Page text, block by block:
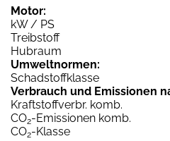
Motor:
kW / PS
Treibstoff
Hubraum
Umweltnormen:
Schadstoffklasse
Verbrauch und Emissionen
Kraftstoffverbr. komb.
CO2-Emissionen komb.
CO2-Klasse